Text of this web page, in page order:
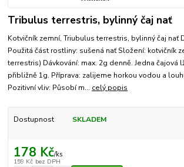
Tribulus terrestris, bylinný čaj nať
Kotvičník zemní, Triubulus terrestris, bylinný čaj nať
Použitá část rostliny: sušená nať Složení: kotvičník
terrestris) Dávkování: max. 2g denně. Jedna čajová
přibližně 1g. Příprava: zalijeme horkou vodou a
Pozitivní vliv: Působí m... celý popis
Dostupnost SKLADEM
178 Kč/ks
159 Kč bez DPH